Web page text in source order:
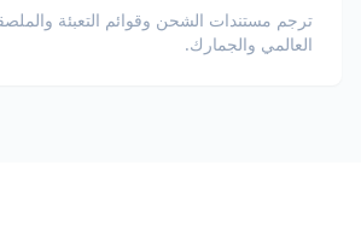
ترجم مستندات الشحن وقوائم التعبئة
العالمي والجمارك.